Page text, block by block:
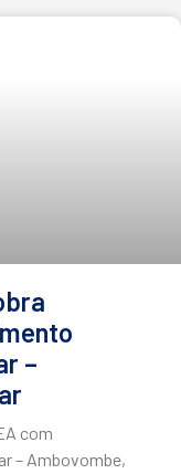
–
com
– Ambovombe,